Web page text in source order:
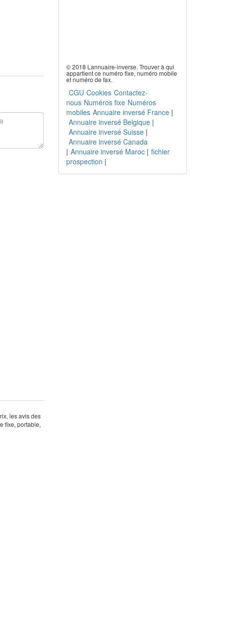
les avis des
fixe, portable,
© 2018 Lannuaire-inverse. Trouver à qui
appartient ce numéro fixe, numéro mobile
et numéro de fax.
CGU Cookies Contactez-
nous Numéros fixe Numéros
mobiles Annuaire inversé France|
Annuaire inversé Belgique|
Annuaire inversé Suisse|
Annuaire inversé Canada
| Annuaire inversé Maroc| fichier
prospection |